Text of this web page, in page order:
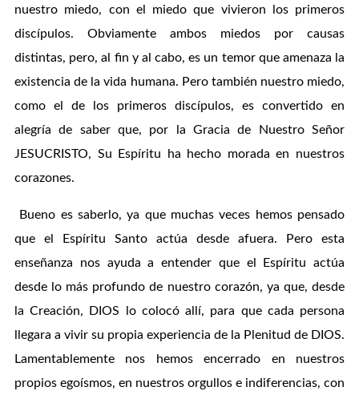
nuestro miedo, con el miedo que vivieron los primeros
discípulos. Obviamente ambos miedos por causas
distintas, pero, al fin y al cabo, es un temor que amenaza la
existencia de la vida humana. Pero también nuestro miedo,
como el de los primeros discípulos, es convertido en
alegría de saber que, por la Gracia de Nuestro Señor
JESUCRISTO, Su Espíritu ha hecho morada en nuestros
corazones.
Bueno es saberlo, ya que muchas veces hemos pensado
que el Espíritu Santo actúa desde afuera. Pero esta
enseñanza nos ayuda a entender que el Espíritu actúa
desde lo más profundo de nuestro corazón, ya que, desde
la Creación, DIOS lo colocó allí, para que cada persona
llegara a vivir su propia experiencia de la Plenitud de DIOS.
Lamentablemente nos hemos encerrado en nuestros
propios egoísmos, en nuestros orgullos e indiferencias, con